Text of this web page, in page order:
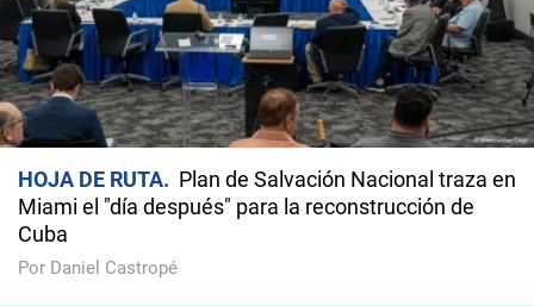
HOJA DE RUTA
Plan de Salvación Nacional traza en
Miami el "día después" para la reconstrucción de
Cuba
Por Daniel Castropé